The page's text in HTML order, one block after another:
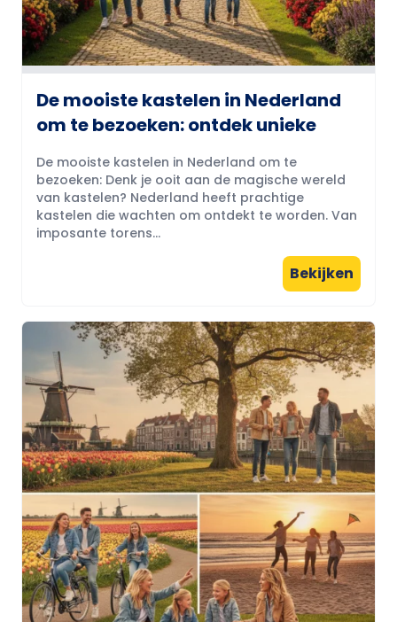
De mooiste kastelen in Nederland
om te bezoeken: ontdek unieke
De mooiste kastelen in Nederland om te
bezoeken: Denk je ooit aan de magische wereld
van kastelen? Nederland heeft prachtige
kastelen die wachten om ontdekt te worden. Van
imposante torens...
Bekijken